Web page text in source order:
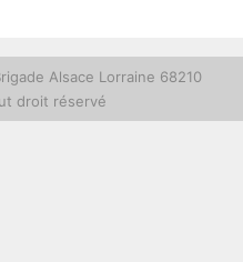
Alsace Lorraine 68210
droit réservé